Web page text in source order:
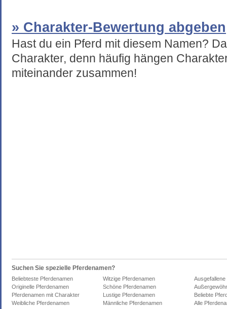
» Charakter-Bewertung abgeben
Hast du ein Pferd mit diesem Namen?
Charakter, denn häufig hängen
miteinander zusammen!
Suchen Sie spezielle Pferdenamen?
Beliebteste Pferdenamen Witzige Pferdenamen
Originelle Pferdenamen
Schöne Pferdenamen
Pferdenamen mit Charakter
Lustige Pferdenamen
Beliebte
Weibliche Pferdenamen
Männliche Pferdenamen Alle